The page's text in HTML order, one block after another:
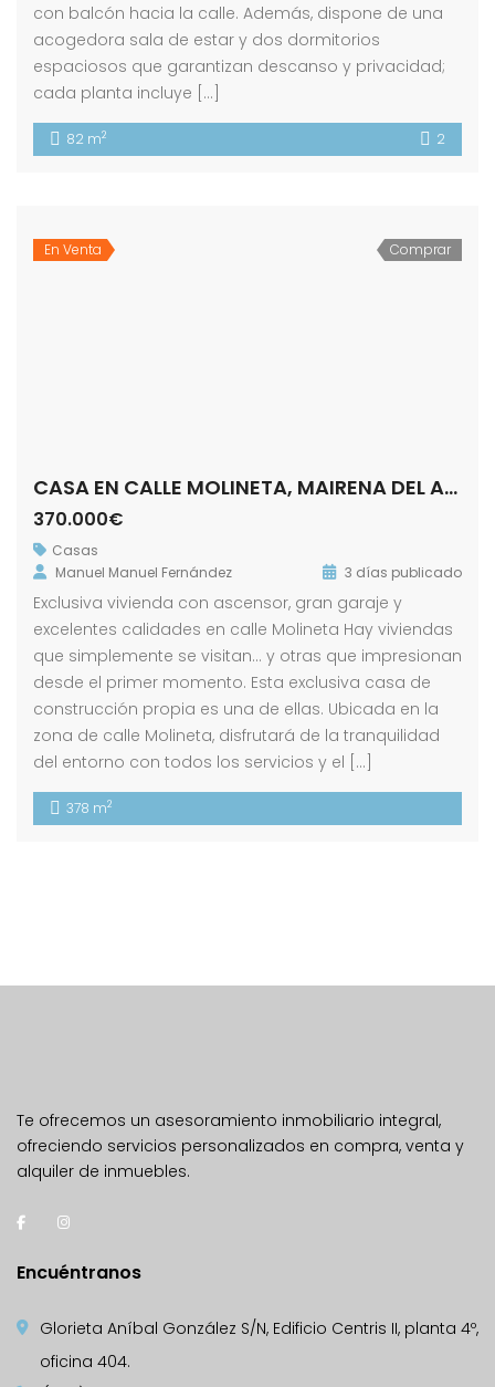
con balcón hacia la calle. Además, dispone de una
acogedora sala de estar y dos dormitorios
espaciosos que garantizan descanso y privacidad;
cada planta incluye […]
82 m2 2
En Venta Comprar
CASA EN CALLE MOLINETA, MAIRENA DEL ALCOR
370.000€
Casas
Manuel Manuel Fernández
3 días publicado
Exclusiva vivienda con ascensor, gran garaje y
excelentes calidades en calle Molineta Hay viviendas
que simplemente se visitan… y otras que impresionan
desde el primer momento. Esta exclusiva casa de
construcción propia es una de ellas. Ubicada en la
zona de calle Molineta, disfrutará de la tranquilidad
del entorno con todos los servicios y el […]
378 m2
Te ofrecemos un asesoramiento inmobiliario integral,
ofreciendo servicios personalizados en compra, venta y
alquiler de inmuebles.
Encuéntranos
Glorieta Aníbal González S/N, Edificio Centris II, planta 4º,
oficina 404.